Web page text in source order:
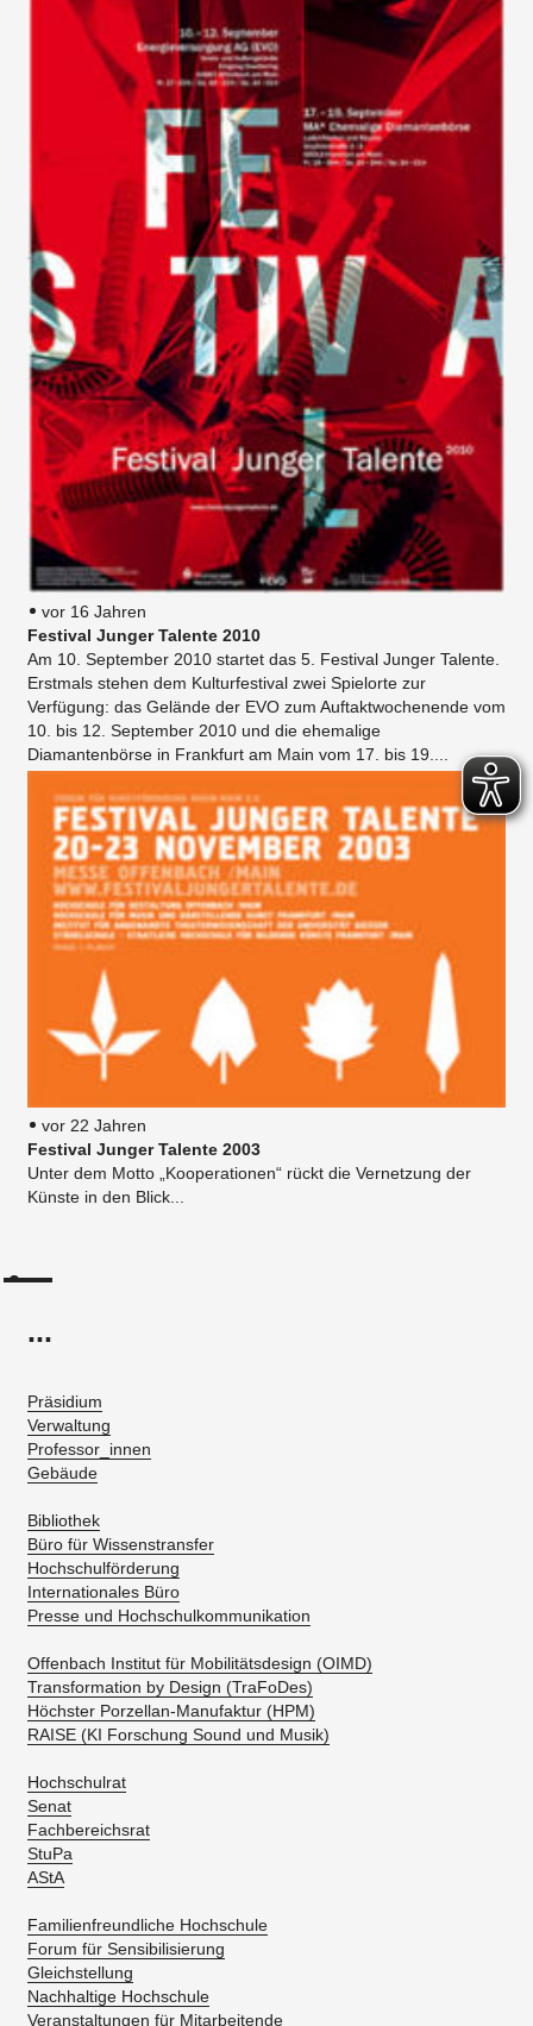
vor 16 Jahren
Festival Junger Talente 2010
Am 10. September 2010 startet das 5. Festival Junger Talente.
Erstmals stehen dem Kulturfestival zwei Spielorte zur
Verfügung: das Gelände der EVO zum Auftaktwochenende vom
10. bis 12. September 2010 und die ehemalige
Diamantenbörse in Frankfurt am Main vom 17. bis 19....
vor 22 Jahren
Festival Junger Talente 2003
Unter dem Motto „Kooperationen“ rückt die Vernetzung der
Künste in den Blick...
...
Präsidium
Verwaltung
Professor_innen
Gebäude
Bibliothek
Büro für Wissenstransfer
Hochschulförderung
Internationales Büro
Presse und Hochschulkommunikation
Offenbach Institut für Mobilitätsdesign (OIMD)
Transformation by Design (TraFoDes)
Höchster Porzellan-Manufaktur (HPM)
RAISE (KI Forschung Sound und Musik)
Hochschulrat
Senat
Fachbereichsrat
StuPa
AStA
Familienfreundliche Hochschule
Forum für Sensibilisierung
Gleichstellung
Nachhaltige Hochschule
Veranstaltungen für Mitarbeitende